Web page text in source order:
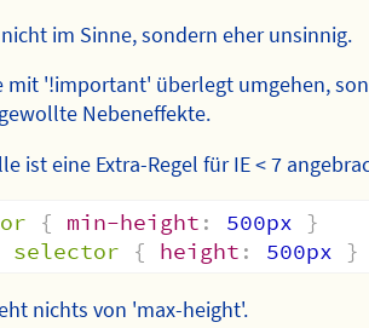
nicht im Sinne, sondern eher unsinnig.
mit '!important' überlegt umgehen,
Nebeneffekte.
ist eine Extra-Regel für IE < 7
{ min-height : 500px
}
selector
{ height : 500px }
nichts von 'max-height'.